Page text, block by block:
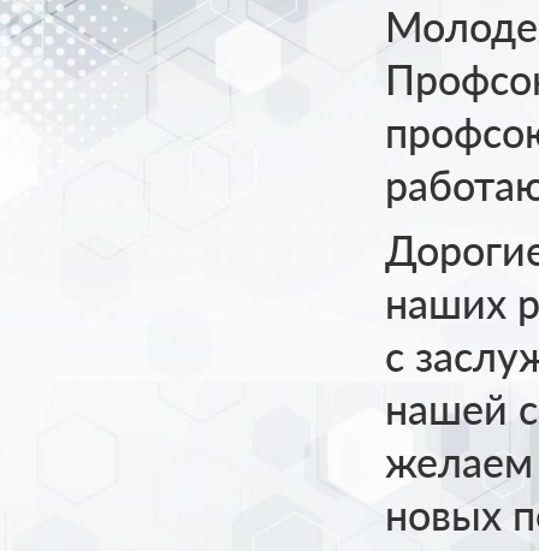
наших
с
нашей
желаем
новых